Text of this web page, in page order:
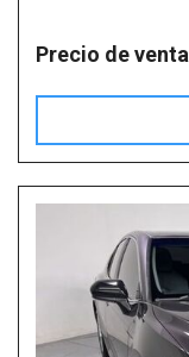
Precio de venta